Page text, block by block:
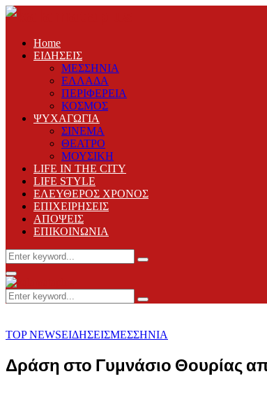
Home
ΕΙΔΗΣΕΙΣ
ΜΕΣΣΗΝΙΑ
ΕΛΛΑΔΑ
ΠΕΡΙΦΕΡΕΙΑ
ΚΟΣΜΟΣ
ΨΥΧΑΓΩΓΙΑ
ΣΙΝΕΜΑ
ΘΕΑΤΡΟ
ΜΟΥΣΙΚΗ
LIFE IN THE CITY
LIFE STYLE
ΕΛΕΥΘΕΡΟΣ ΧΡΟΝΟΣ
ΕΠΙΧΕΙΡΗΣΕΙΣ
ΑΠΟΨΕΙΣ
ΕΠΙΚΟΙΝΩΝΙΑ
Search
for:
Search
Primary
Menu
Search
for:
Search
TOP NEWSΕΙΔΗΣΕΙΣΜΕΣΣΗΝΙΑ
Δράση στο Γυμνάσιο Θουρίας